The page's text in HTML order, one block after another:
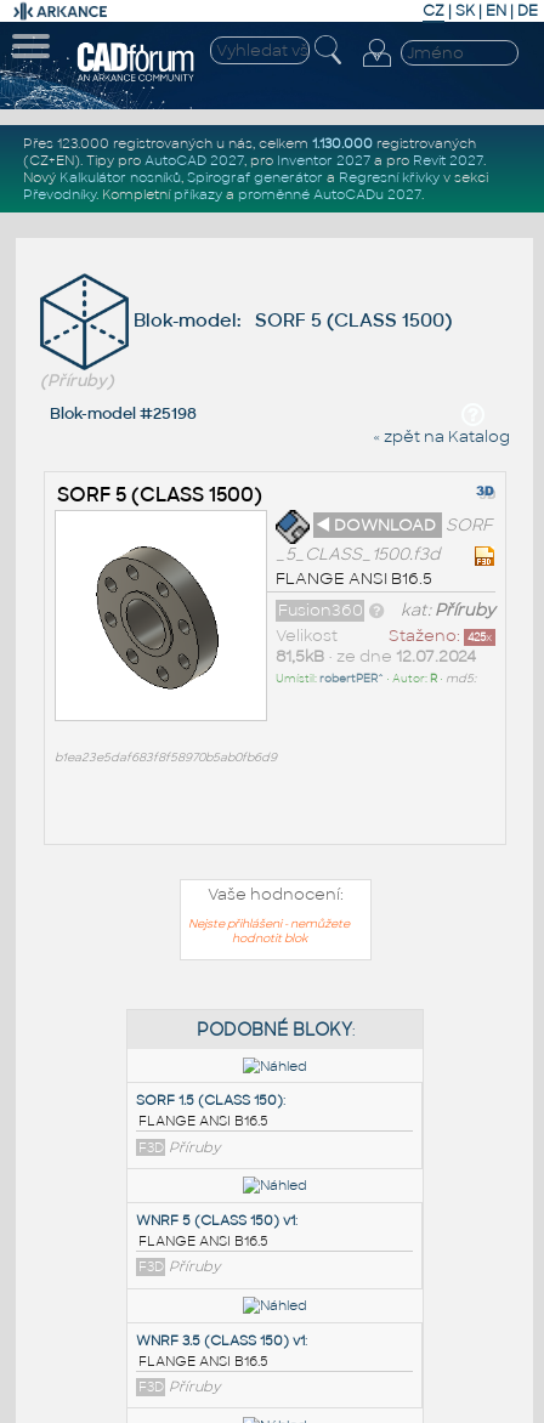
CZ | SK| EN | DE
Přes 123.000 registrovaných u nás, celkem 1.130.000registrovaných
(CZ+EN). Tipy pro AutoCAD 2027, pro Inventor 2027a pro Revit 2027.
Nový Kalkulátor nosníků, Spirograf generátor a Regresní křivkyv sekci
Převodníky. Kompletní příkazya proměnné AutoCADu 2027.
Blok-model: SORF 5 (CLASS 1500)
(Příruby)
Blok-model #25198
« zpět na Katalog
SORF 5 (CLASS 1500)
◄ DOWNLOAD SORF
_5_CLASS_1500.f3d
FLANGE ANSI B16.5
kat:Příruby
Fusion360
Staženo: 425x
Velikost
81,5kB• ze dne 12.07.2024
Umístil:robertPER^ • Autor: R• md5:
b1ea23e5daf683f8f58970b5ab0fb6d9
Vaše hodnocení:
Nejste přihlášeni - nemůžete
hodnotit blok
PODOBNÉ BLOKY
SORF 1.5 (CLASS 150):
FLANGE ANSI B16.5
F3D Příruby